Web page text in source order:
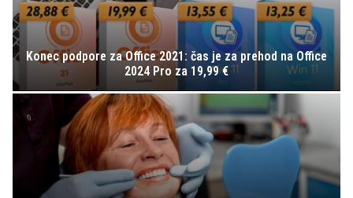
Konec podpore za Office 2021: čas je za prehod na Office
2024 Pro za 19,99 €